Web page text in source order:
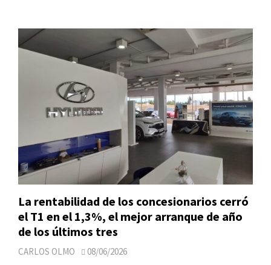
La rentabilidad de los concesionarios cerró
el T1 en el 1,3%, el mejor arranque de año
de los últimos tres
CARLOS OLMO 08/06/2026